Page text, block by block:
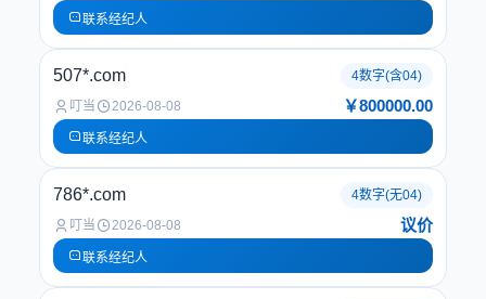
联系经纪人
507*.com 4数字(含04)
￥800000.00
叮当 2026-08-08
联系经纪人
786*.com 4数字(无04)
议价
叮当 2026-08-08
联系经纪人